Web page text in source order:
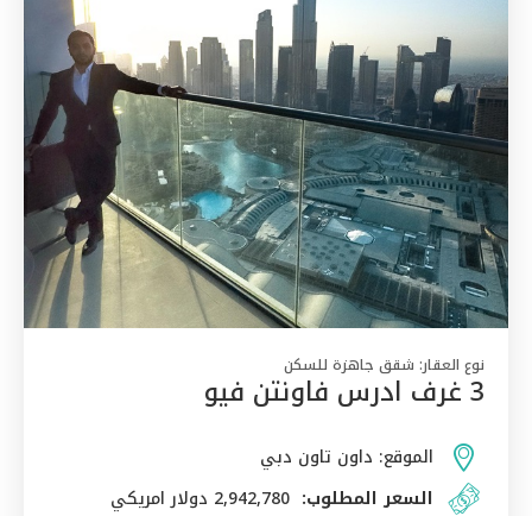
نوع العقار: شقق جاهزة للسكن
3 غرف ادرس فاونتن فيو
الموقع: داون تاون دبي
السعر المطلوب: 2,942,780 دولار امريكي